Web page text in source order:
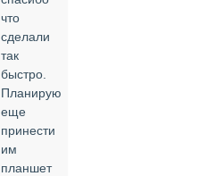
что
сделали
так
быстро.
Планирую
еще
принести
им
планшет